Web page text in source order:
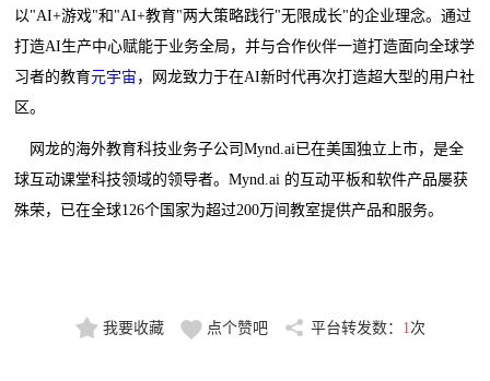
以"AI+游戏"和"AI+教育"两大策略践行"无限成长"的企业理念。通过
打造AI生产中心赋能于业务全局，并与合作伙伴一道打造面向全球学
习者的教育元宇宙 ，网龙致力于在AI新时代再次打造超大型的用户社
区。
网龙的海外教育科技业务子公司Mynd.ai已在美国独立上市，是全
球互动课堂科技领域的领导者。Mynd.ai 的互动平板和软件产品屡获
殊荣，已在全球126个国家为超过200万间教室提供产品和服务。
我要收藏 点个赞吧 平台转发数： 1次